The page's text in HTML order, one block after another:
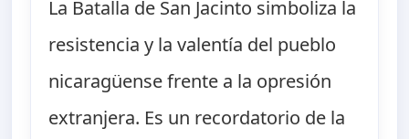
La Batalla de San Jacinto simboliza la
resistencia y la valentía del pueblo
nicaragüense frente a la opresión
extranjera. Es un recordatorio de la